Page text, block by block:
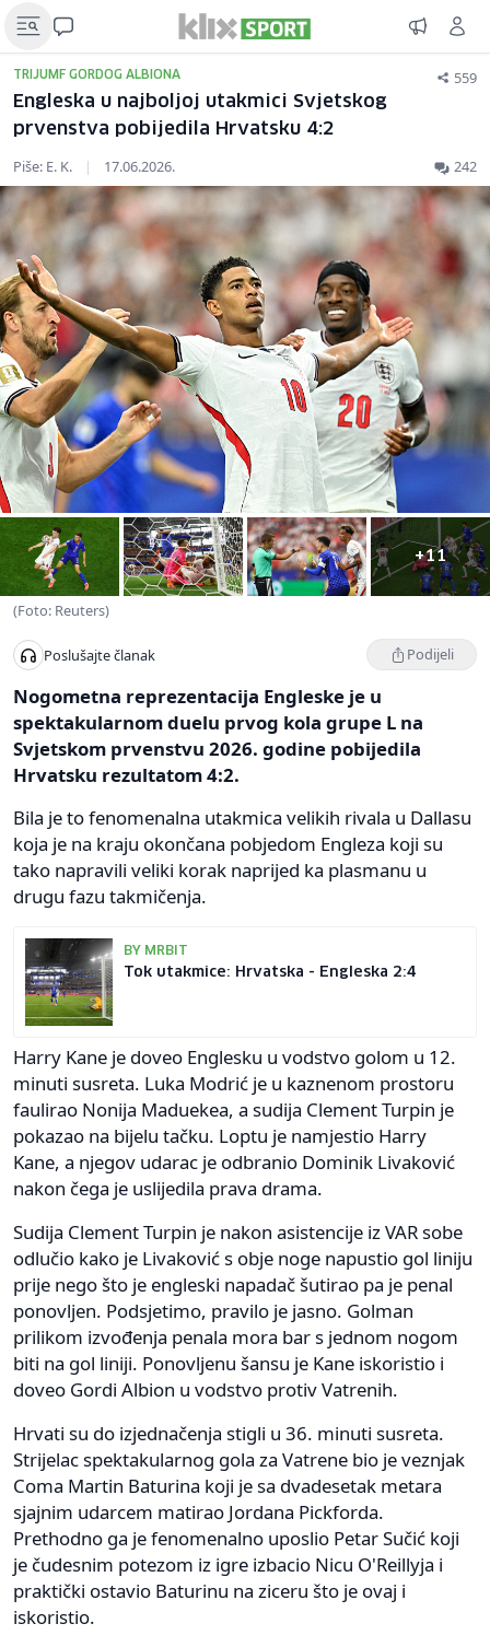
TRIJUMF GORDOG ALBIONA 559
Engleska u najboljoj utakmici Svjetskog
prvenstva pobijedila Hrvatsku 4:2
Piše: E. K. | 17.06.2026. 242
+11
(Foto: Reuters)
Poslušajte članak Podijeli
Nogometna reprezentacija Engleske je u
spektakularnom duelu prvog kola grupe L na
Svjetskom prvenstvu 2026. godine pobijedila
Hrvatsku rezultatom 4:2.
Bila je to fenomenalna utakmica velikih rivala u Dallasu
koja je na kraju okončana pobjedom Engleza koji su
tako napravili veliki korak naprijed ka plasmanu u
drugu fazu takmičenja.
BY MRBIT
Tok utakmice: Hrvatska - Engleska 2:4
Harry Kane je doveo Englesku u vodstvo golom u 12.
minuti susreta. Luka Modrić je u kaznenom prostoru
faulirao Nonija Maduekea, a sudija Clement Turpin je
pokazao na bijelu tačku. Loptu je namjestio Harry
Kane, a njegov udarac je odbranio Dominik Livaković
nakon čega je uslijedila prava drama.
Sudija Clement Turpin je nakon asistencije iz VAR sobe
odlučio kako je Livaković s obje noge napustio gol liniju
prije nego što je engleski napadač šutirao pa je penal
ponovljen. Podsjetimo, pravilo je jasno. Golman
prilikom izvođenja penala mora bar s jednom nogom
biti na gol liniji. Ponovljenu šansu je Kane iskoristio i
doveo Gordi Albion u vodstvo protiv Vatrenih.
Hrvati su do izjednačenja stigli u 36. minuti susreta.
Strijelac spektakularnog gola za Vatrene bio je veznjak
Coma Martin Baturina koji je sa dvadesetak metara
sjajnim udarcem matirao Jordana Pickforda.
Prethodno ga je fenomenalno uposlio Petar Sučić koji
je čudesnim potezom iz igre izbacio Nicu O'Reillyja i
praktički ostavio Baturinu na ziceru što je ovaj i
iskoristio.